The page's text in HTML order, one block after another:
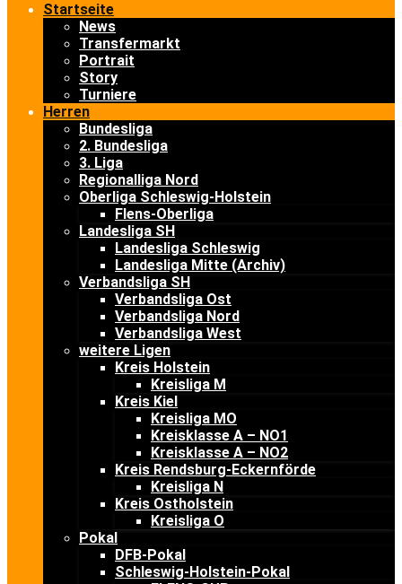
Startseite
News
Transfermarkt
Portrait
Story
Turniere
Herren
Bundesliga
2. Bundesliga
3. Liga
Regionalliga Nord
Oberliga Schleswig-Holstein
Flens-Oberliga
Landesliga SH
Landesliga Schleswig
Landesliga Mitte (Archiv)
Verbandsliga SH
Verbandsliga Ost
Verbandsliga Nord
Verbandsliga West
weitere Ligen
Kreis Holstein
Kreisliga M
Kreis Kiel
Kreisliga MO
Kreisklasse A – NO1
Kreisklasse A – NO2
Kreis Rendsburg-Eckernförde
Kreisliga N
Kreis Ostholstein
Kreisliga O
Pokal
DFB-Pokal
Schleswig-Holstein-Pokal